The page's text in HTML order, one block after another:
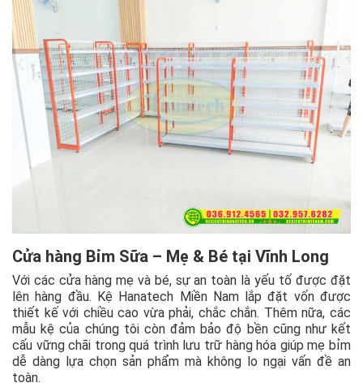
Cửa hàng Bỉm Sữa – Mẹ & Bé tại Vĩnh Long
Với các cửa hàng mẹ và bé, sự an toàn là yếu tố được đặt
lên hàng đầu. Kệ Hanatech Miền Nam lắp đặt vốn được
thiết kế với chiều cao vừa phải, chắc chắn. Thêm nữa, các
mẫu kệ của chúng tôi còn đảm bảo độ bền cũng như kết
cấu vững chãi trong quá trình lưu trữ hàng hóa giúp mẹ bỉm
dễ dàng lựa chọn sản phẩm mà không lo ngại vấn đề an
toàn.